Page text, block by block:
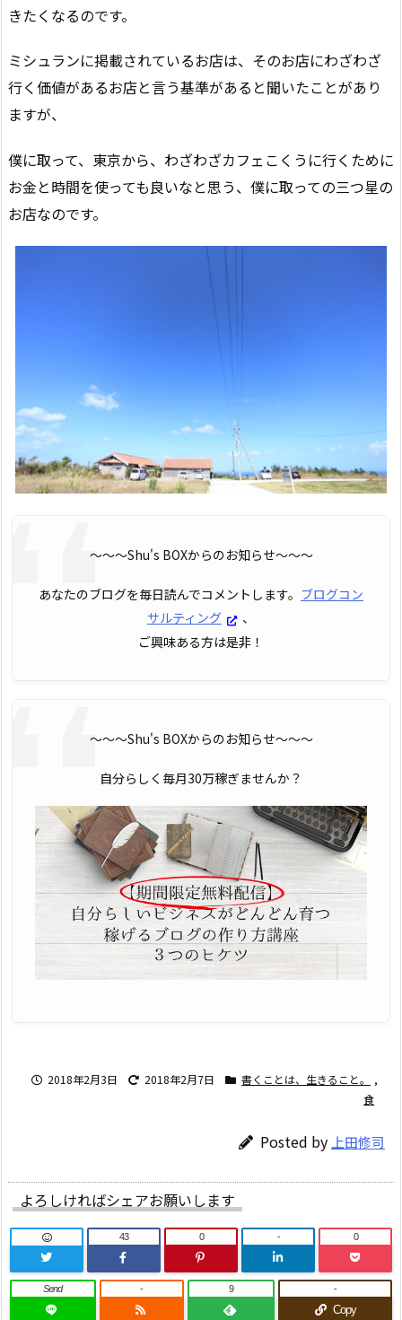
きたくなるのです。
ミシュランに掲載されているお店は、そのお店にわざわざ
行く価値があるお店と言う基準があると聞いたことがあり
ますが、
僕に取って、東京から、わざわざカフェこくうに行くために
お金と時間を使っても良いなと思う、僕に取っての三つ星の
お店なのです。
〜〜〜Shu's BOXからのお知らせ〜〜〜
あなたのブログを毎日読んでコメントします。 ブログコン
サルティング
、
ご興味ある方は是非！
〜〜〜Shu's BOXからのお知らせ〜〜〜
自分らしく毎月30万稼ぎませんか？
2018年2月3日 2018年2月7日 書くことは、生きること。
,
食
Posted by 上田修司
よろしければシェアお願いします
43 0 - 0
Send - 9
Copy
-